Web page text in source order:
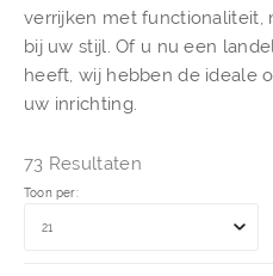
verrijken met functionaliteit,
bij uw stijl. Of u nu een
heeft, wij hebben de ideale
uw inrichting.
73 Resultaten
Toon per: